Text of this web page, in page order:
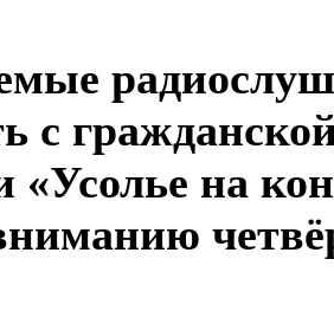
с
«Усолье на